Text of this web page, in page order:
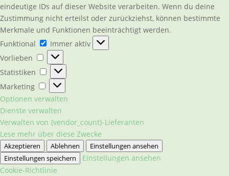
eindeutige IDs auf dieser Website verarbeiten. Wenn du deine
Zustimmung nicht erteilst oder zurückziehst, können bestimmte
Merkmale und Funktionen beeinträchtigt werden.
Funktional
Funktional
Immer aktiv
Vorlieben
Vorlieben
Statistiken
Statistiken
Marketing
Marketing
Optionen verwalten
Dienste verwalten
Verwalten von {vendor_count}-Lieferanten
Lese mehr über diese Zwecke
Akzeptieren Ablehnen
Einstellungen ansehen
Einstellungen speichern
Einstellungen ansehen
Cookie-Richtlinie